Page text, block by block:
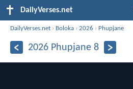
DailyVerses.net
DailyVerses.net › Boloka ›2026 › Phupjane
2026 Phupjane 8